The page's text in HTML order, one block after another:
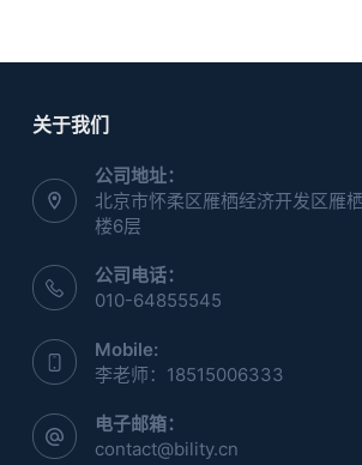
关于我们
公司地址：
北京市怀柔区雁栖经济开发区雁
楼6层
公司电话：
010-64855545
Mobile:
李老师：18515006333
电子邮箱：
contact@bility.cn